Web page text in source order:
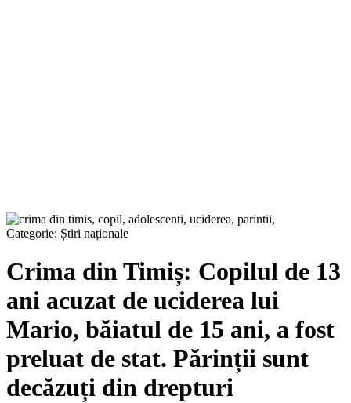
Categorie: Știri naționale
Crima din Timiș: Copilul de 13
ani acuzat de uciderea lui
Mario, băiatul de 15 ani, a fost
preluat de stat. Părinții sunt
decăzuți din drepturi